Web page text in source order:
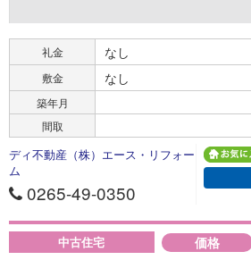
礼金 なし
敷金 なし
築年月
間取
ディ不動産（株）エース・リフォー
ム
0265-49-0350
中古住宅 価格